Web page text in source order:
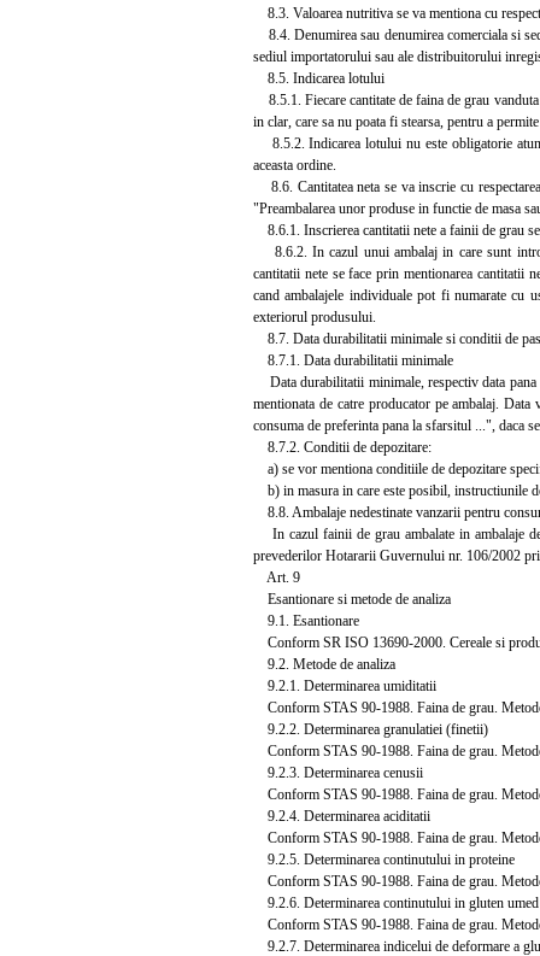
8.3. Valoarea nutritiva se va mentiona cu
8.4. Denumirea sau denumirea comerciala si
sediul importatorului sau ale distribuitorului
8.5. Indicarea lotului
8.5.1. Fiecare cantitate de faina de grau
in clar, care sa nu poata fi stearsa, pentru a
8.5.2. Indicarea lotului nu este obligatorie
aceasta ordine.
8.6. Cantitatea neta se va inscrie cu
"Preambalarea unor produse in functie de masa
8.6.1. Inscrierea cantitatii nete a fainii de grau
8.6.2. In cazul unui ambalaj in care sunt
cantitatii nete se face prin mentionarea cantitatii
cand ambalajele individuale pot fi numarate cu
exteriorul produsului.
8.7. Data durabilitatii minimale si conditii de
8.7.1. Data durabilitatii minimale
Data durabilitatii minimale, respectiv data pana
mentionata de catre producator pe ambalaj.
consuma de preferinta pana la sfarsitul ...", daca
8.7.2. Conditii de depozitare:
a) se vor mentiona conditiile de depozitare
b) in masura in care este posibil, instructiunile
8.8. Ambalaje nedestinate vanzarii pentru
In cazul fainii de grau ambalate in ambalaje
prevederilor Hotararii Guvernului nr. 106/2002
Art. 9
Esantionare si metode de analiza
9.1. Esantionare
Conform SR ISO 13690-2000. Cereale si
9.2. Metode de analiza
9.2.1. Determinarea umiditatii
Conform STAS 90-1988. Faina de grau.
9.2.2. Determinarea granulatiei (finetii)
Conform STAS 90-1988. Faina de grau.
9.2.3. Determinarea cenusii
Conform STAS 90-1988. Faina de grau.
9.2.4. Determinarea aciditatii
Conform STAS 90-1988. Faina de grau.
9.2.5. Determinarea continutului in proteine
Conform STAS 90-1988. Faina de grau.
9.2.6. Determinarea continutului in gluten umed
Conform STAS 90-1988. Faina de grau.
9.2.7. Determinarea indicelui de deformare a